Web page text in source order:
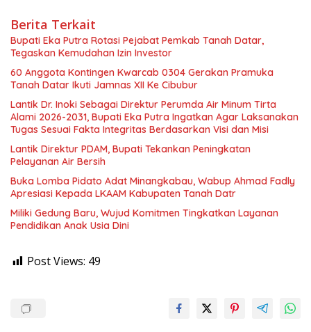
Berita Terkait
Bupati Eka Putra Rotasi Pejabat Pemkab Tanah Datar,
Tegaskan Kemudahan Izin Investor
60 Anggota Kontingen Kwarcab 0304 Gerakan Pramuka
Tanah Datar Ikuti Jamnas XII Ke Cibubur
Lantik Dr. Inoki Sebagai Direktur Perumda Air Minum Tirta
Alami 2026-2031, Bupati Eka Putra Ingatkan Agar Laksanakan
Tugas Sesuai Fakta Integritas Berdasarkan Visi dan Misi
Lantik Direktur PDAM, Bupati Tekankan Peningkatan
Pelayanan Air Bersih
Buka Lomba Pidato Adat Minangkabau, Wabup Ahmad Fadly
Apresiasi Kepada LKAAM Kabupaten Tanah Datr
Miliki Gedung Baru, Wujud Komitmen Tingkatkan Layanan
Pendidikan Anak Usia Dini
Post Views: 49